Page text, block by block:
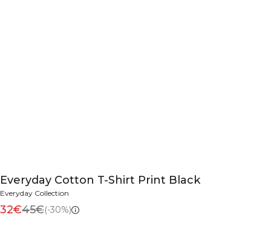
Everyday Cotton T-Shirt Print Black
Everyday Collection
32€45€(-30%)